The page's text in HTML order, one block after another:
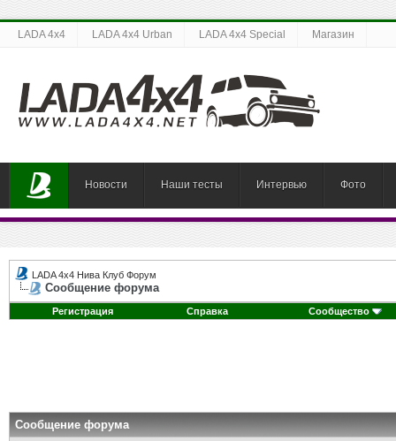
LADA 4x4 LADA 4x4 Urban LADA 4x4 Special Магазин
Новости Наши тесты Интервью Фото
LADA 4x4 Нива Клуб Форум
Сообщение форума
Регистрация Справка Сообщество
Сообщение форума